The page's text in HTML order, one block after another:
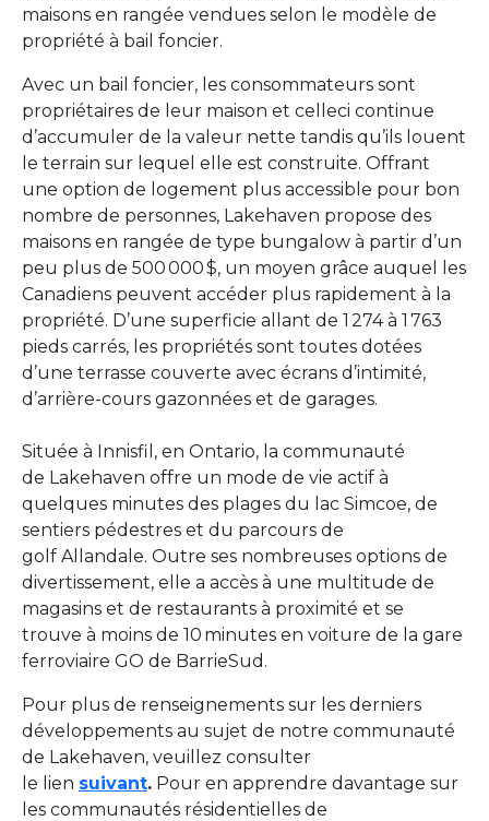
maisons en rangée vendues selon le modèle de
propriété à bail foncier.
Avec un bail foncier, les consommateurs sont
propriétaires de leur maison et celleci continue
d’accumuler de la valeur nette tandis qu’ils louent
le terrain sur lequel elle est construite. Offrant
une option de logement plus accessible pour bon
nombre de personnes, Lakehaven propose des
maisons en rangée de type bungalow à partir d’un
peu plus de 500 000 $, un moyen grâce auquel les
Canadiens peuvent accéder plus rapidement à la
propriété. D’une superficie allant de 1 274 à 1 763
pieds carrés, les propriétés sont toutes dotées
d’une terrasse couverte avec écrans d’intimité,
d’arrière-cours gazonnées et de garages.
Située à Innisfil, en Ontario, la communauté
de Lakehaven offre un mode de vie actif à
quelques minutes des plages du lac Simcoe, de
sentiers pédestres et du parcours de
golf Allandale. Outre ses nombreuses options de
divertissement, elle a accès à une multitude de
magasins et de restaurants à proximité et se
trouve à moins de 10 minutes en voiture de la gare
ferroviaire GO de BarrieSud.
Pour plus de renseignements sur les derniers
développements au sujet de notre communauté
de Lakehaven, veuillez consulter
le lien suivant. Pour en apprendre davantage sur
les communautés résidentielles de